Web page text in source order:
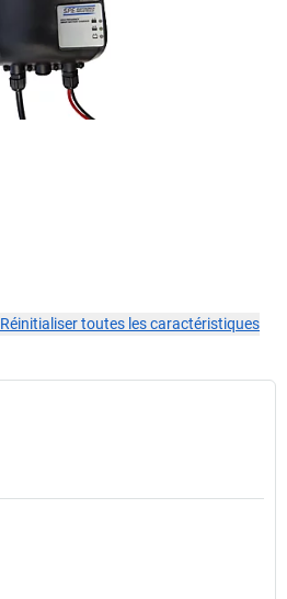
Réinitialiser toutes les caractéristiques